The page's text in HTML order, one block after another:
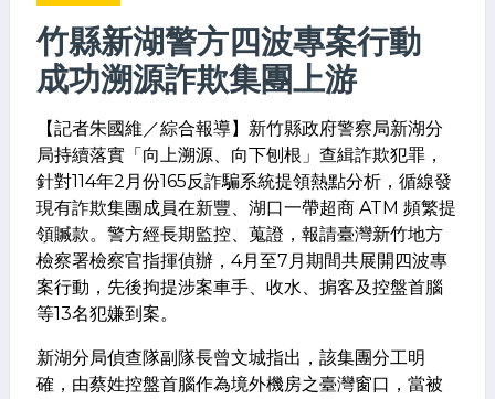
竹縣新湖警方四波專案行動
成功溯源詐欺集團上游
【記者朱國維／綜合報導】新竹縣政府警察局新湖分
局持續落實「向上溯源、向下刨根」查緝詐欺犯罪，
針對114年2月份165反詐騙系統提領熱點分析，循線發
現有詐欺集團成員在新豐、湖口一帶超商 ATM 頻繁提
領贓款。警方經長期監控、蒐證，報請臺灣新竹地方
檢察署檢察官指揮偵辦，4月至7月期間共展開四波專
案行動，先後拘提涉案車手、收水、掮客及控盤首腦
等13名犯嫌到案。
新湖分局偵查隊副隊長曾文城指出，該集團分工明
確，由蔡姓控盤首腦作為境外機房之臺灣窗口，當被